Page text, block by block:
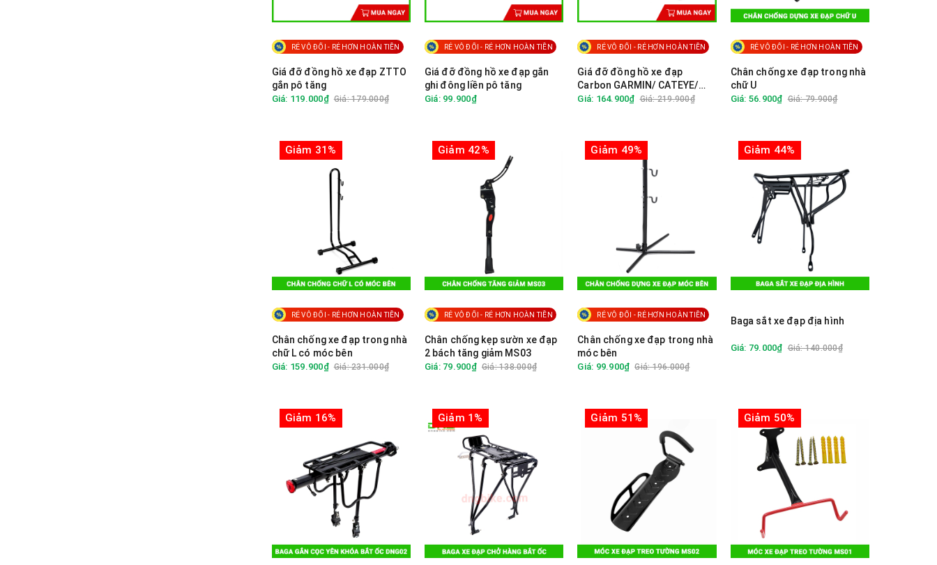
RẺ VÔ ĐỐI - RẺ HƠN HOÀN TIỀN
Giá đỡ đồng hồ xe đạp ZTTO
gắn pô tăng
Giá: 119.000₫ Giá: 179.000₫
RẺ VÔ ĐỐI - RẺ HƠN HOÀN TIỀN
Giá đỡ đồng hồ xe đạp gắn
ghi đông liền pô tăng
Giá: 99.900₫
RẺ VÔ ĐỐI - RẺ HƠN HOÀN TIỀN
Giá đỡ đồng hồ xe đạp
Carbon GARMIN/ CATEYE/
MAGENE... gắn ghi đông liền
Giá: 164.900₫ Giá: 219.900₫
RẺ VÔ ĐỐI - RẺ HƠN HOÀN TIỀN
Chân chống xe đạp trong nhà
chữ U
Giá: 56.900₫ Giá: 79.900₫
Giảm 31%
RẺ VÔ ĐỐI - RẺ HƠN HOÀN TIỀN
Chân chống xe đạp trong nhà
chữ L có móc bên
Giá: 159.900₫ Giá: 231.000₫
Giảm 42%
RẺ VÔ ĐỐI - RẺ HƠN HOÀN TIỀN
Chân chống kẹp sườn xe đạp
2 bách tăng giảm MS03
Giá: 79.900₫ Giá: 138.000₫
Giảm 49%
RẺ VÔ ĐỐI - RẺ HƠN HOÀN TIỀN
Chân chống xe đạp trong nhà
móc bên
Giá: 99.900₫ Giá: 196.000₫
Giảm 44%
Baga sắt xe đạp địa hình
Giá: 79.000₫ Giá: 140.000₫
Giảm 16% Giảm 1% Giảm 51% Giảm 50%